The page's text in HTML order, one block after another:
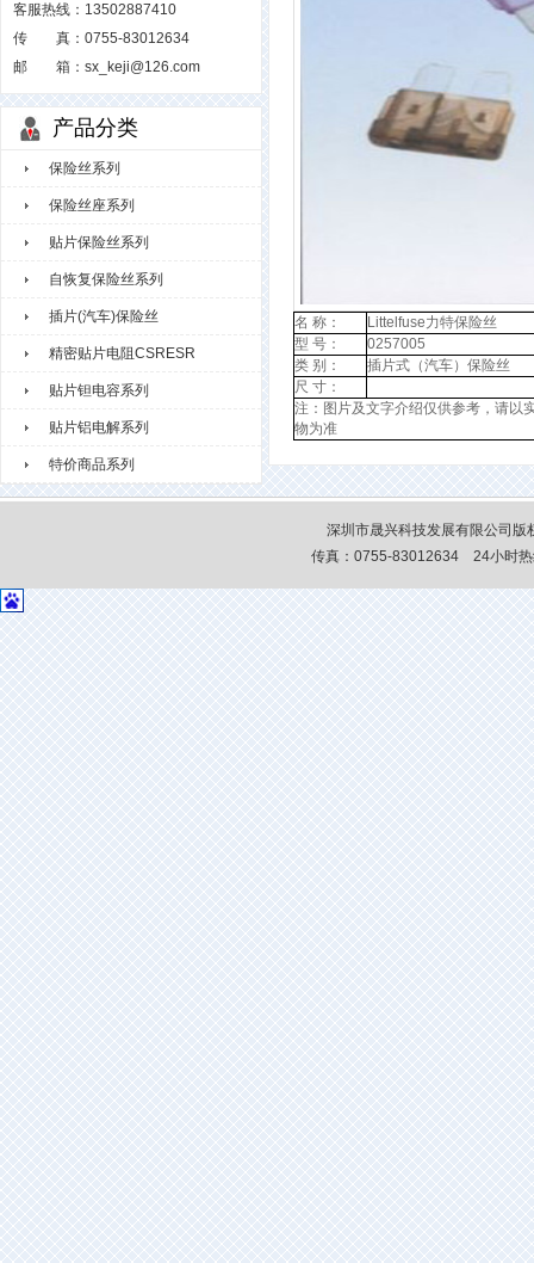
客服热线：13502887410
传 真：0755-83012634
邮 箱：sx_keji@126.com
产品分类
保险丝系列
保险丝座系列
贴片保险丝系列
自恢复保险丝系列
插片(汽车)保险丝
精密贴片电阻CSRESR
贴片钽电容系列
贴片铝电解系列
特价商品系列
名 称：
Littelfuse力特保险丝
型 号：
0257005
类 别：
插片式（汽车）保险丝
尺 寸：
注：图片及文字介绍仅供参考，请以
物为准
深圳市晟兴科技发展有限公司
传真：0755-83012634 24小时